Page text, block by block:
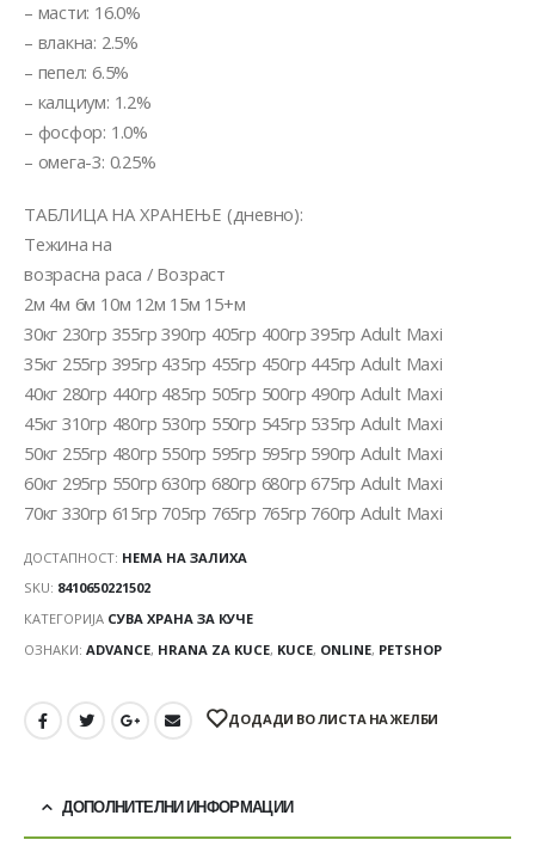
– масти: 16.0%
– влакна: 2.5%
– пепел: 6.5%
– калциум: 1.2%
– фосфор: 1.0%
– омега-3: 0.25%
ТАБЛИЦА НА ХРАНЕЊЕ (дневно):
Тежина на
возрасна раса / Возраст
2м 4м 6м 10м 12м 15м 15+м
30кг 230гр 355гр 390гр 405гр 400гр 395гр Adult Maxi
35кг 255гр 395гр 435гр 455гр 450гр 445гр Adult Maxi
40кг 280гр 440гр 485гр 505гр 500гр 490гр Adult Maxi
45кг 310гр 480гр 530гр 550гр 545гр 535гр Adult Maxi
50кг 255гр 480гр 550гр 595гр 595гр 590гр Adult Maxi
60кг 295гр 550гр 630гр 680гр 680гр 675гр Adult Maxi
70кг 330гр 615гр 705гр 765гр 765гр 760гр Adult Maxi
ДОСТАПНОСТ: НЕМА НА ЗАЛИХА
SKU: 8410650221502
КАТЕГОРИЈА СУВА ХРАНА ЗА КУЧЕ
ОЗНАКИ: ADVANCE, HRANA ZA KUCE, KUCE, ONLINE, PETSHOP
ДОДАДИ ВО ЛИСТА НА ЖЕЛБИ
ДОПОЛНИТЕЛНИ ИНФОРМАЦИИ